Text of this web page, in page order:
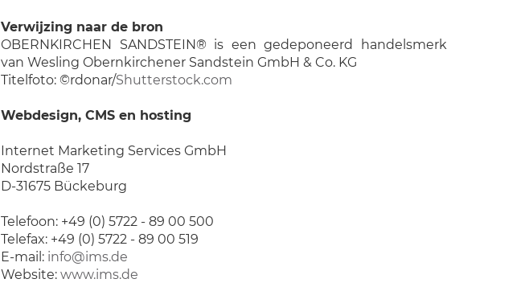
Verwijzing naar de bron
OBERNKIRCHEN SANDSTEIN® is een gedeponeerd handelsmerk
van Wesling Obernkirchener Sandstein GmbH & Co. KG
Titelfoto: ©rdonar/Shutterstock.com
Webdesign, CMS en hosting
Internet Marketing Services GmbH
Nordstraße 17
D-31675 Bückeburg
Telefoon: +49 (0) 5722 - 89 00 500
Telefax: +49 (0) 5722 - 89 00 519
E-mail: info@ims.de
Website: www.ims.de